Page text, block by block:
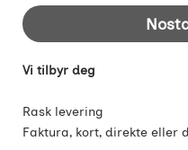
Footer-innhold
Vi tilbyr deg
Rask levering
Faktura, kort, direkte eller